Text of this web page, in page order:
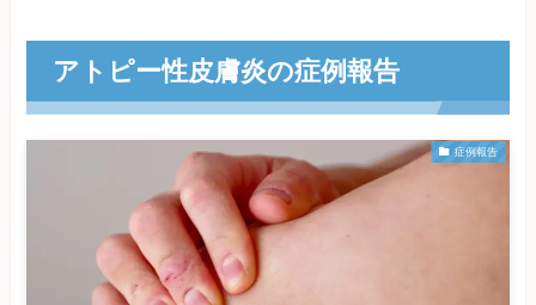
アトピー性皮膚炎の症例報告
症例報告